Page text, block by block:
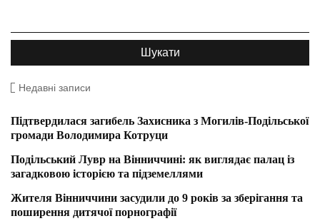
Недавні записи
Підтвердилася загибель Захисника з Могилів-Подільської
громади Володимира Котруци
Подільський Лувр на Вінниччині: як виглядає палац із
загадковою історією та підземеллями
Жителя Вінниччини засудили до 9 років за зберігання та
поширення дитячої порнографії